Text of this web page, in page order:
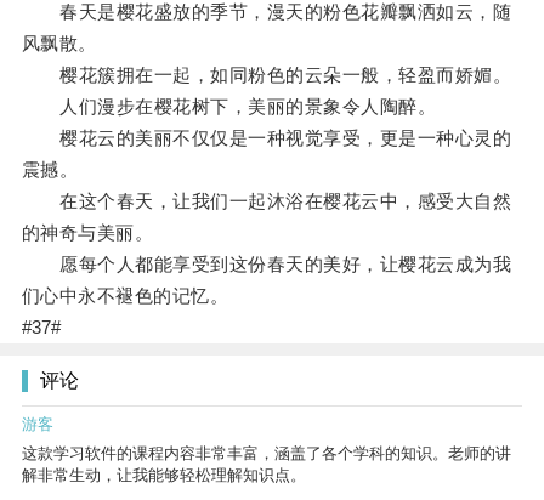
春天是樱花盛放的季节，漫天的粉色花瓣飘洒如云，随
风飘散。
樱花簇拥在一起，如同粉色的云朵一般，轻盈而娇媚。
人们漫步在樱花树下，美丽的景象令人陶醉。
樱花云的美丽不仅仅是一种视觉享受，更是一种心灵的
震撼。
在这个春天，让我们一起沐浴在樱花云中，感受大自然
的神奇与美丽。
愿每个人都能享受到这份春天的美好，让樱花云成为我
们心中永不褪色的记忆。
#37#
评论
游客
这款学习软件的课程内容非常丰富，涵盖了各个学科的知识。老师的讲
解非常生动，让我能够轻松理解知识点。